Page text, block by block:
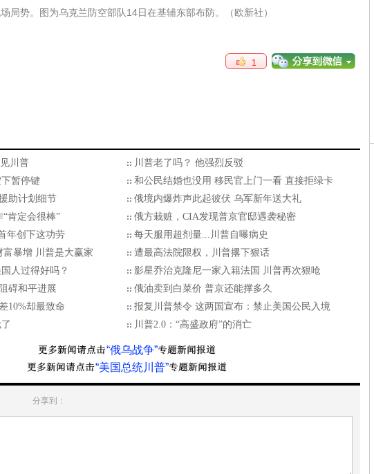
局势。图为乌克兰防空部队14日在基辅东部布防。（欧新社）
1
川普
川普老了吗？ 他强烈反驳
暂停键
和公民结婚也没用 移民官上门一看 直接拒绿卡
助计划细节
俄境内爆炸声此起彼伏 乌军新年送大礼
肯定会很棒”
俄方栽赃，CIA发现普京官邸遇袭秘密
年创下这功劳
每天服用超剂量...川普自曝病史
富暴增 川普是大赢家
遭最高法院限权，川普撂下狠话
人过得好吗？
影星乔治克隆尼一家入籍法国 川普再次狠呛
碍和平进展
俄油卖到白菜价 普京还能撑多久
10%却最致命
报复川普禁令 这两国宣布：禁止美国公民入境
川普2.0：“高盛政府”的消亡
“俄乌战争”
“美国总统川普”
分享到：